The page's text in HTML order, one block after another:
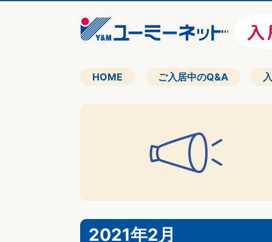
HOME ご入居中のQ&A
2021年2月